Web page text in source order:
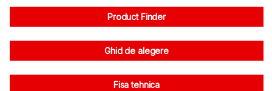
Product Finder
Ghid de alegere
Fisa tehnica